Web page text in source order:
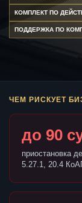
КОМПЛЕКТ ПО
ПОДДЕРЖКА ПО
ЧЕМ РИСКУЕТ
до 90
приостановка
5.27.1, 20.4